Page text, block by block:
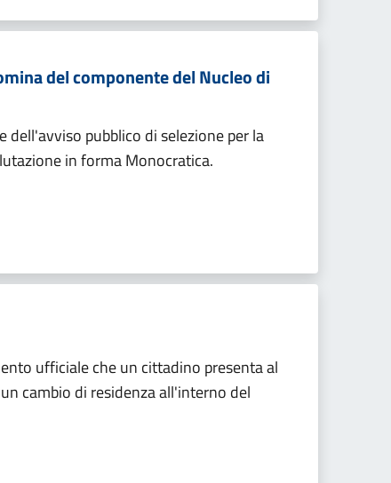
del componente del Nucleo di
dell'avviso pubblico di selezione per la
in forma Monocratica.
ufficiale che un cittadino presenta al
cambio di residenza all'interno del